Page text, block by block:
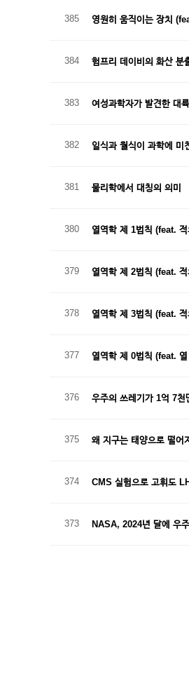
385 영원히 움직이는 장치
384 험프리 데이비의 화산 분
383 여성과학자가 발견한 대
382 일식과 월식이 과학에 미
381 물리학에서 대칭의 의미
380 열역학 제 1법칙 (feat.
379 열역학 제 2법칙 (feat.
378 열역학 제 3법칙 (feat.
377 열역학 제 0법칙 (feat.
376 우주의 쓰레기가 1억 7천
375 왜 지구는 태양으로 떨어
374 CMS 실험으로 고휘도
373 NASA, 2024년 달에 우